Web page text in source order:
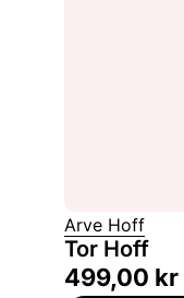
Arve Hoff
Tor Hoff
499,00 kr